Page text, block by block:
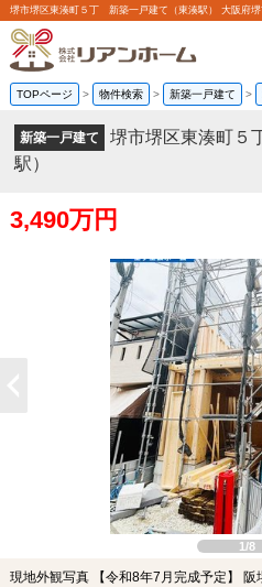
TOPページ > 物件検索 > 新築一戸建て >
新築一戸建て
堺市堺区東湊町
駅）
3,490万円
1/8
現地外観写真 【令和8年7月完成予定】